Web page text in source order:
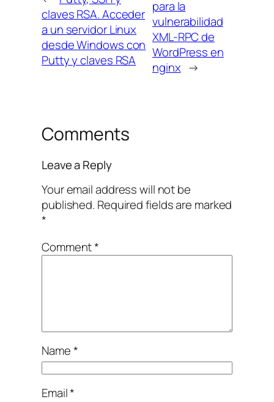
claves RSA. Acceder
a un servidor Linux
desde Windows con
Putty y claves RSA
para la
vulnerabilidad
XML-RPC de
WordPress en
nginx →
Comments
Leave a Reply
Your email address will not be
published. Required fields are marked
*
Comment*
Name*
Email*